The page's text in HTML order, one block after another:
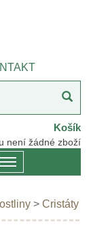
Košík
není žádné zboží
> Cristáty